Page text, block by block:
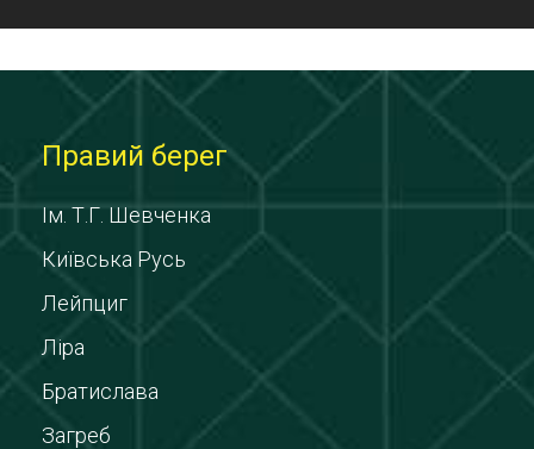
Правий берег
Ім. Т.Г. Шевченка
Київська Русь
Лейпциг
Ліра
Братислава
Загреб